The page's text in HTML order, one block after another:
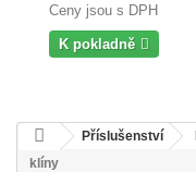
Ceny jsou s DPH
K pokladně
Příslušenství
klíny